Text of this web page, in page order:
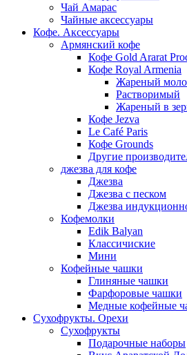
Чай Амарас
Чайные аксессуары
Кофе. Аксессуары
Армянский кофе
Кофе Gold Ararat
Кофе Royal Armenia
Жареный
Растворимый
Жареный в
Кофе Jezva
Le Café Paris
Кофе Grounds
Другие
джезва для кофе
Джезва
Джезва с песком
Джезва
Кофемолки
Edik Balyan
Классичиские
Мини
Кофейные чашки
Глиняные чашки
Фарфоровые чашки
Медные кофейные
Сухофрукты. Орехи
Сухофрукты
Подарочные наборы